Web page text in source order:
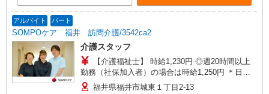
が同時給 ◎キャンセル手当：職務時給の60％支給
アルバイト パート
SOMPOケア 福井 訪問介護/3542ca2
介護スタッフ
【介護福祉士】 時給1,230円 ◎週20時間以上
勤務（社保加入者）の場合は時給1,250円 ＊日曜
祝日：時給1,530円〜 【実務者研修・初任者研修
福井県福井市城東１丁目2-13